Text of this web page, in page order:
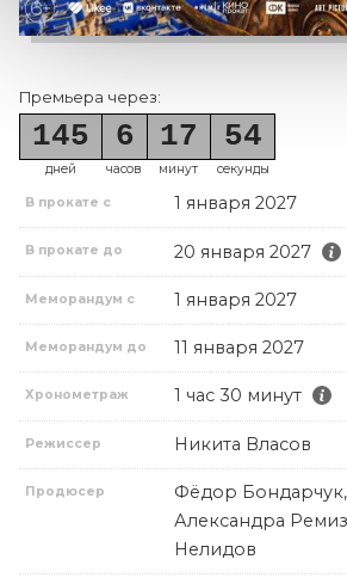
Премьера через:
145
дней
6
часов
17
минут
53
секунды
В прокате с 1 января 2027
В прокате до 20 января 2027
Меморандум с 1 января 2027
Меморандум до 11 января 2027
Хронометраж 1 час 30 минут
Режиссер Никита Власов
Продюсер
Фёдор
Александра
Нелидов